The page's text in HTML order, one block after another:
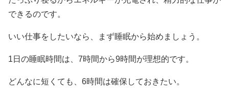
できるのです。
いい仕事をしたいなら、まず睡眠から始めましょう。
1日の睡眠時間は、7時間から9時間が理想的です。
どんなに短くても、6時間は確保しておきたい。